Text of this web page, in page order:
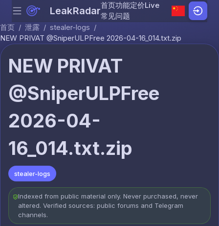
Skip to content
Menu LeakRadar首页功能定价Live
常见问题
首页 / 泄露 / stealer-logs /
NEW PRIVAT @SniperULPFree 2026-04-16_014.txt.zip
NEW PRIVAT
@SniperULPFree
2026-04-
16_014.txt.zip
stealer-logs
Indexed from public material only. Never purchased, never
altered. Verified sources: public forums and Telegram
channels.